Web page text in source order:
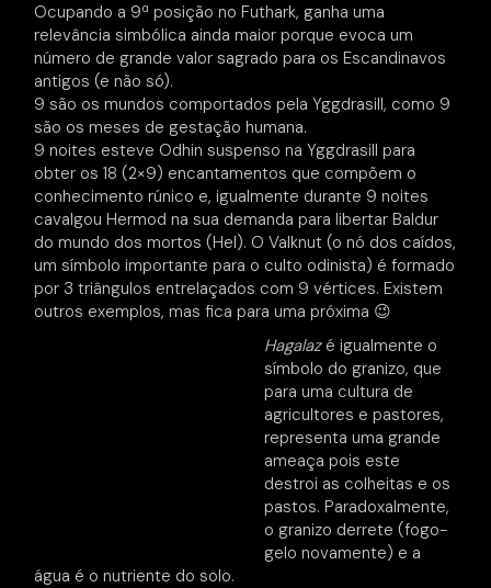
Ocupando a 9ª posição no Futhark, ganha uma
relevância simbólica ainda maior porque evoca um
número de grande valor sagrado para os Escandinavos
antigos (e não só).
9 são os mundos comportados pela Yggdrasill, como 9
são os meses de gestação humana.
9 noites esteve Odhin suspenso na Yggdrasill para
obter os 18 (2×9) encantamentos que compõem o
conhecimento rúnico e, igualmente durante 9 noites
cavalgou Hermod na sua demanda para libertar Baldur
do mundo dos mortos (Hel). O Valknut (o nó dos caídos,
um símbolo importante para o culto odinista) é formado
por 3 triângulos entrelaçados com 9 vértices. Existem
outros exemplos, mas fica para uma próxima 😉
Hagalazé igualmente o
símbolo do granizo, que
para uma cultura de
agricultores e pastores,
representa uma grande
ameaça pois este
destroi as colheitas e os
pastos. Paradoxalmente,
o granizo derrete (fogo-
gelo novamente) e a
água é o nutriente do solo.